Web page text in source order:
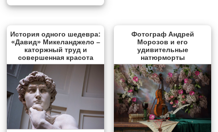
История одного шедевра:
«Давид» Микеланджело –
каторжный труд и
совершенная красота
Фотограф Андрей
Морозов и его
удивительные
натюрморты